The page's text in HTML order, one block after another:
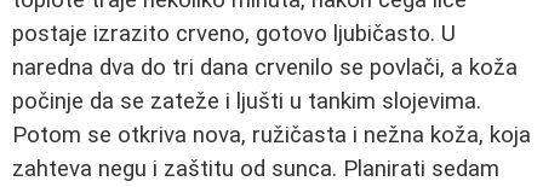
postaje izrazito crveno, gotovo ljubičasto. U
naredna dva do tri dana crvenilo se povlači, a koža
počinje da se zateže i ljušti u tankim slojevima.
Potom se otkriva nova, ružičasta i nežna koža, koja
zahteva negu i zaštitu od sunca. Planirati sedam